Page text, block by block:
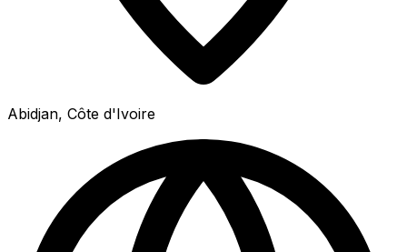
Abidjan, Côte d'Ivoire